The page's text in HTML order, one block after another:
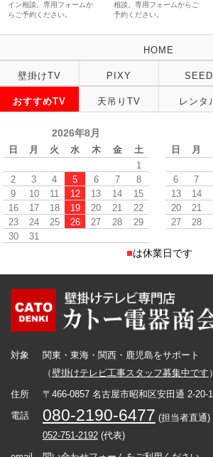
イン相談。専用フォームか
らご予約ください。
相談。専用フォームからご
予約ください。
HOME
壁掛けTV PIXY SEED
おすすめTV 天吊りTV レンタ
2026年8月
日 月 火 水 木 金
土
1
2
3 4 5 6 7
8
9
10 11 12 13 14
15
16
17 18 19 20 21
22
23
24 25 26 27 28
29
30
31
日 月
6
7
13
14
20
21
27
28
■は休業日です
対象
関東・東海・関西・鹿児島をサポート
（壁掛けテレビ工事スタッフ募集中です ）
住所
〒466-0857 名古屋市昭和区安田通 2-20-1
電話
080-2190-6477 (担当者直通)
052-751-2192(代表)